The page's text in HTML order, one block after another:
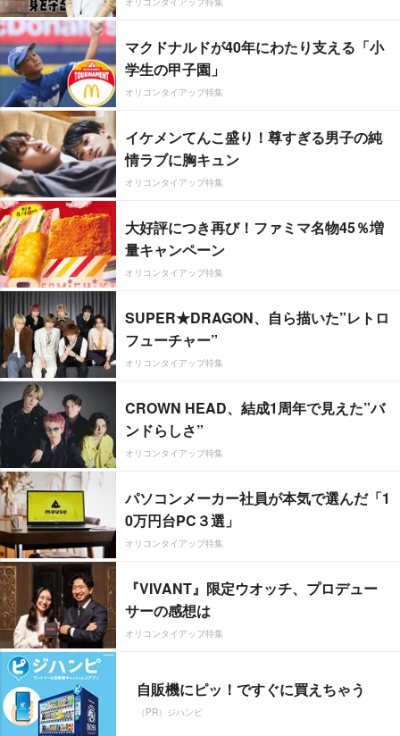
マクドナルドが40年にわたり支える「小
学生の甲子園」
オリコンタイアップ特集
イケメンてんこ盛り！尊すぎる男子の純
情ラブに胸キュン
オリコンタイアップ特集
大好評につき再び！ファミマ名物45％増
量キャンペーン
オリコンタイアップ特集
SUPER★DRAGON、自ら描いた”レトロ
フューチャー”
オリコンタイアップ特集
CROWN HEAD、結成1周年で見えた”バ
ンドらしさ”
オリコンタイアップ特集
パソコンメーカー社員が本気で選んだ「1
0万円台PC３選」
オリコンタイアップ特集
『VIVANT』限定ウオッチ、プロデュー
サーの感想は
オリコンタイアップ特集
自販機にピッ！ですぐに買えちゃう
（PR）ジハンピ